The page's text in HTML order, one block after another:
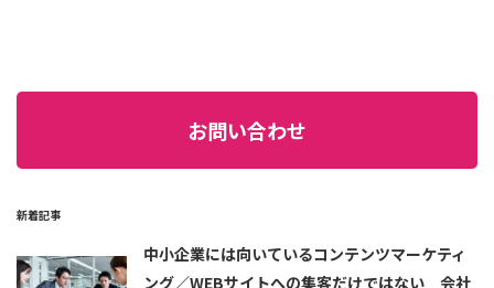
お問い合わせ
新着記事
中小企業には向いているコンテンツマーケティ
ング／WEBサイトへの集客だけではない 会社